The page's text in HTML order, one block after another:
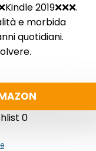
2019❌❌❌.
e morbida
quotidiani.
0